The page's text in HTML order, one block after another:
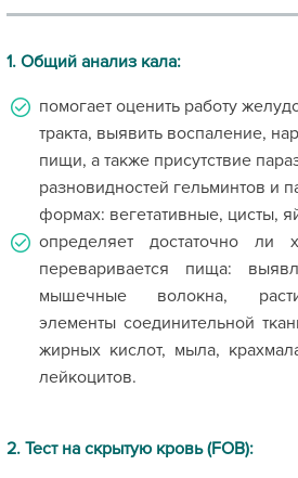
1. Общий анализ кала:
помогает оценить работу
тракта, выявить воспаление,
пищи, а также присутствие
разновидностей гельминтов и
формах: вегетативные, цисты,
определяет достаточно ли
переваривается пища:
мышечные волокна,
элементы соединительной
жирных кислот, мыла,
лейкоцитов.
2. Тест на скрытую кровь (FOB):